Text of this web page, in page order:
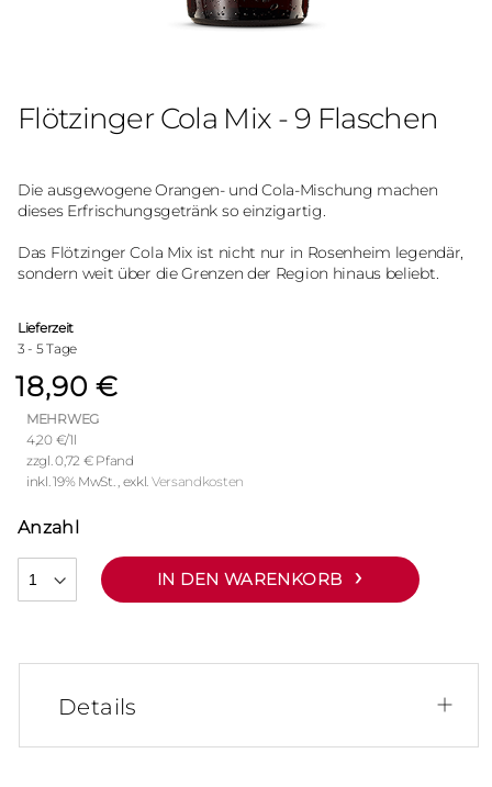
Flötzinger Cola Mix - 9 Flaschen
Die ausgewogene Orangen- und Cola-Mischung machen
dieses Erfrischungsgetränk so einzigartig.
Das Flötzinger Cola Mix ist nicht nur in Rosenheim legendär,
sondern weit über die Grenzen der Region hinaus beliebt.
Lieferzeit
3 - 5 Tage
18,90 €
MEHRWEG
4,20 €/1l
0,72 €
inkl. 19% MwSt., exkl. Versandkosten
Anzahl
IN DEN WARENKORB
Bildergalerie
Details